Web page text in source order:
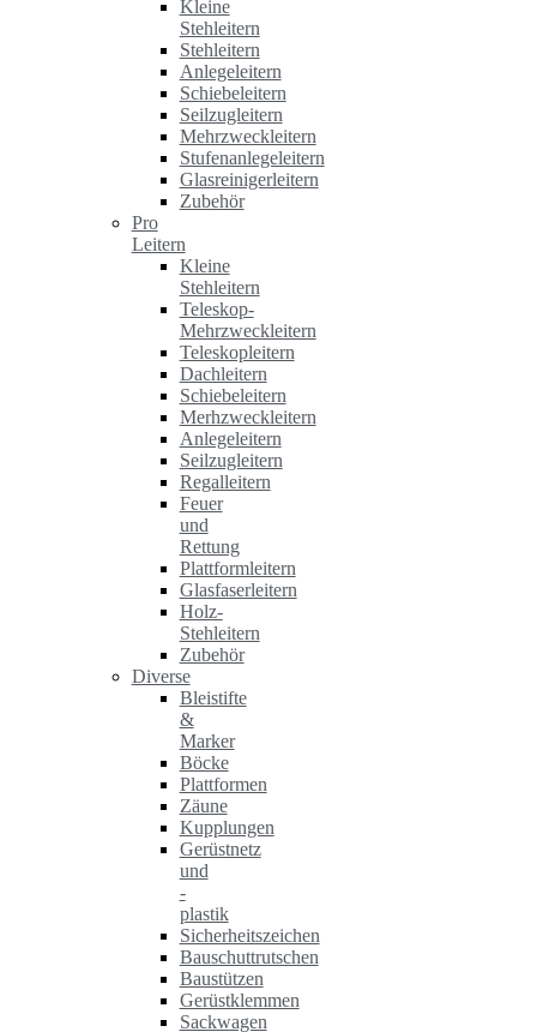
Kleine
Stehleitern
Stehleitern
Anlegeleitern
Schiebeleitern
Seilzugleitern
Mehrzweckleitern
Stufenanlegeleitern
Glasreinigerleitern
Zubehör
Pro
Leitern
Kleine
Stehleitern
Teleskop-
Mehrzweckleitern
Teleskopleitern
Dachleitern
Schiebeleitern
Merhzweckleitern
Anlegeleitern
Seilzugleitern
Regalleitern
Feuer
und
Rettung
Plattformleitern
Glasfaserleitern
Holz-
Stehleitern
Zubehör
Diverse
Bleistifte
&
Marker
Böcke
Plattformen
Zäune
Kupplungen
Gerüstnetz
und
-
plastik
Sicherheitszeichen
Bauschuttrutschen
Baustützen
Gerüstklemmen
Sackwagen